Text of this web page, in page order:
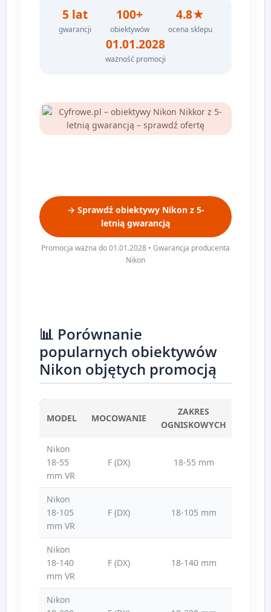
5 lat
gwarancji
100+
obiektywów
4.8★
ocena sklepu
01.01.2028
ważność promocji
→ Sprawdź obiektywy Nikon z 5-
letnią gwarancją
Promocja ważna do 01.01.2028 • Gwarancja producenta
Nikon
📊 Porównanie
popularnych obiektywów
Nikon objętych promocją
MODEL MOCOWANIE
ZAKRES
OGNISKOWYCH
Nikon
18-55
mm VR
F (DX) 18-55 mm
Nikon
18-105
mm VR
F (DX) 18-105 mm
Nikon
18-140
mm VR
F (DX) 18-140 mm
Nikon